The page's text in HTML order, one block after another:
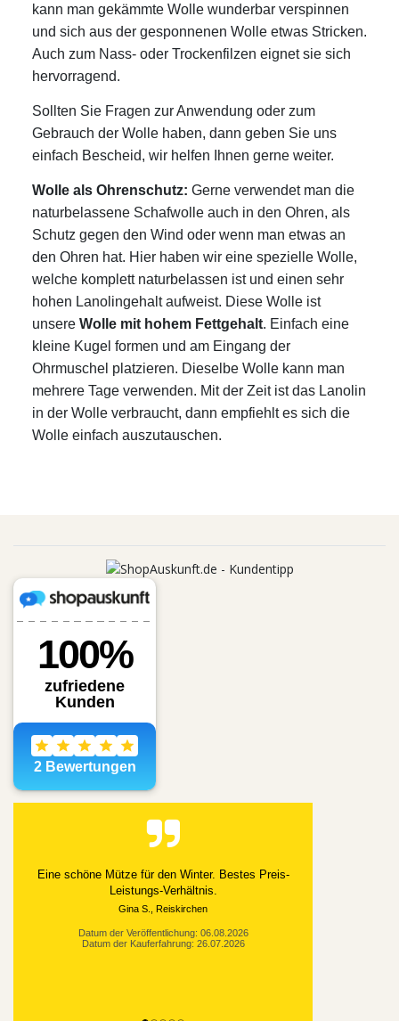
kann man gekämmte Wolle wunderbar verspinnen
und sich aus der gesponnenen Wolle etwas Stricken.
Auch zum Nass- oder Trockenfilzen eignet sie sich
hervorragend.
Sollten Sie Fragen zur Anwendung oder zum
Gebrauch der Wolle haben, dann geben Sie uns
einfach Bescheid, wir helfen Ihnen gerne weiter.
Wolle als Ohrenschutz: Gerne verwendet man die
naturbelassene Schafwolle auch in den Ohren, als
Schutz gegen den Wind oder wenn man etwas an
den Ohren hat. Hier haben wir eine spezielle Wolle,
welche komplett naturbelassen ist und einen sehr
hohen Lanolingehalt aufweist. Diese Wolle ist
unsere Wolle mit hohem Fettgehalt. Einfach eine
kleine Kugel formen und am Eingang der
Ohrmuschel platzieren. Dieselbe Wolle kann man
mehrere Tage verwenden. Mit der Zeit ist das Lanolin
in der Wolle verbraucht, dann empfiehlt es sich die
Wolle einfach auszutauschen.
Alles gut geklappt
Datum der Kauferfahrung: 21.07.2026